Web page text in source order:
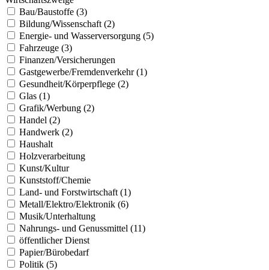
Bau/Baustoffe (3)
Bildung/Wissenschaft (2)
Energie- und Wasserversorgung (5)
Fahrzeuge (3)
Finanzen/Versicherungen
Gastgewerbe/Fremdenverkehr (1)
Gesundheit/Körperpflege (2)
Glas (1)
Grafik/Werbung (2)
Handel (2)
Handwerk (2)
Haushalt
Holzverarbeitung
Kunst/Kultur
Kunststoff/Chemie
Land- und Forstwirtschaft (1)
Metall/Elektro/Elektronik (6)
Musik/Unterhaltung
Nahrungs- und Genussmittel (11)
öffentlicher Dienst
Papier/Bürobedarf
Politik (5)